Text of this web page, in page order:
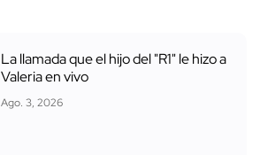
La llamada que el hijo del "R1" le hizo a
Valeria en vivo
Ago. 3, 2026